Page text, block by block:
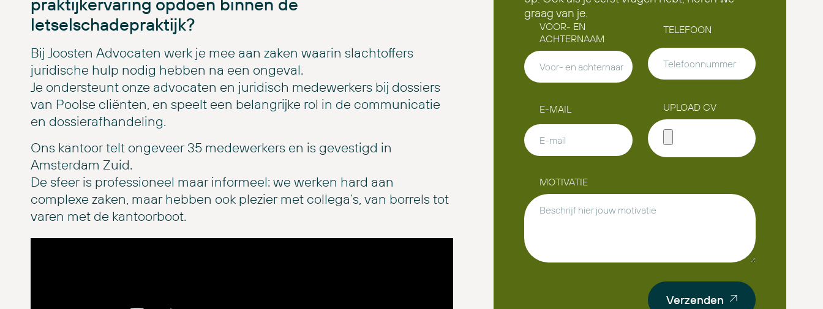
letselschadepraktijk?
Bij Joosten Advocaten werk je mee aan zaken waarin slachtoffers
juridische hulp nodig hebben na een ongeval.
Je ondersteunt onze advocaten en juridisch medewerkers bij dossiers
van Poolse cliënten, en speelt een belangrijke rol in de communicatie
en dossierafhandeling.
Ons kantoor telt ongeveer 35 medewerkers en is gevestigd in
Amsterdam Zuid.
De sfeer is professioneel maar informeel: we werken hard aan
complexe zaken, maar hebben ook plezier met collega’s, van borrels tot
varen met de kantoorboot.
graag van je.
VOOR- EN
ACHTERNAAM
TELEFOON
E-MAIL UPLOAD CV
MOTIVATIE
Verzenden